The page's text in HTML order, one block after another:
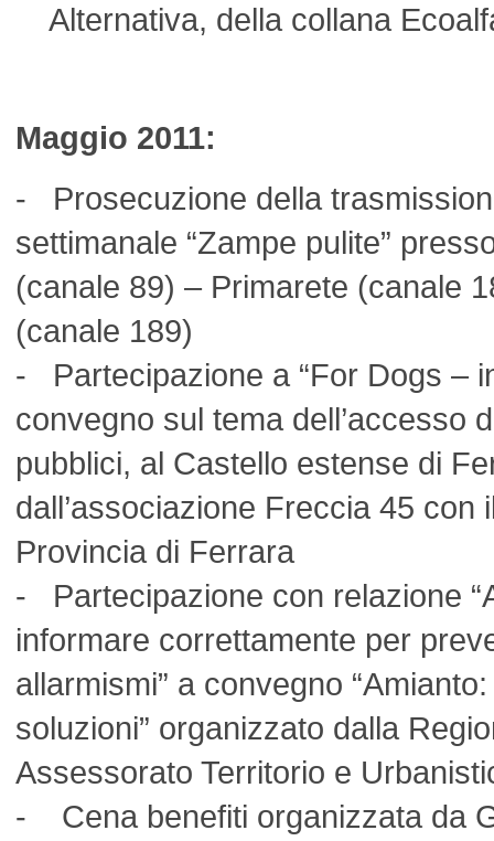
Alternativa, della collana
Maggio 2011:
- Prosecuzione della
settimanale “Zampe pulite”
(canale 89) – Primarete (canale
(canale 189)
- Partecipazione a “For Dogs –
convegno sul tema dell’accesso
pubblici, al Castello estense di
dall’associazione Freccia 45 con
Provincia di Ferrara
- Partecipazione con relazione
informare correttamente per
allarmismi” a convegno
soluzioni” organizzato dalla
Assessorato Territorio e
- Cena benefiti organizzata da